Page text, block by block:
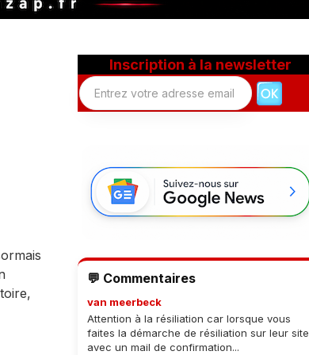
Inscription à la newsletter
💬 Commentaires
van meerbeck
Attention à la résiliation car lorsque vous
faites la démarche de résiliation sur leur site
avec un mail de confirmation...